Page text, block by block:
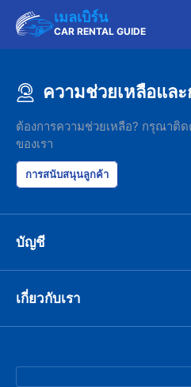
เมลเบิร์น
CAR RENTAL GUIDE
ความช่วยเหลือแล
ต้องการความช่วยเหลือ? กรุณาติ
ของเรา
การสนับสนุนลูกค้า
บัญชี
เกี่ยวกับเรา